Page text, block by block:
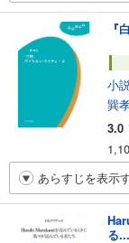
『
小
巽
3.0
あらすじを表示
る...